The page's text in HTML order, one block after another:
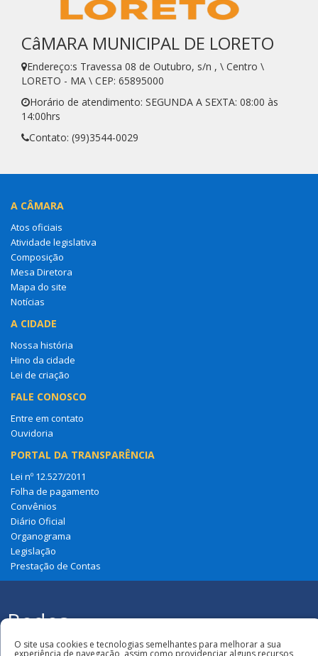
CâMARA MUNICIPAL DE LORETO
Endereço:s Travessa 08 de Outubro, s/n , \ Centro \
LORETO - MA \ CEP: 65895000
Horário de atendimento: SEGUNDA A SEXTA: 08:00 às
14:00hrs
Contato: (99)3544-0029
A CÂMARA
Atos oficiais
Atividade legislativa
Composição
Mesa Diretora
Mapa do site
Notícias
A CIDADE
Nossa história
Hino da cidade
Lei de criação
FALE CONOSCO
Entre em contato
Ouvidoria
PORTAL DA TRANSPARÊNCIA
Lei nº 12.527/2011
Folha de pagamento
Convênios
Diário Oficial
Organograma
Legislação
Prestação de Contas
Redes
Sociais
Todos os direitos reservados à Câmara
Municipal de Loreto
O site usa cookies e tecnologias semelhantes para melhorar a sua
experiência de navegação, assim como providenciar alguns recursos